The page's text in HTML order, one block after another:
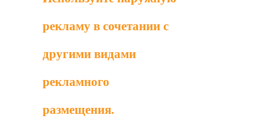
рекламу в сочетании с
другими видами
рекламного
размещения.